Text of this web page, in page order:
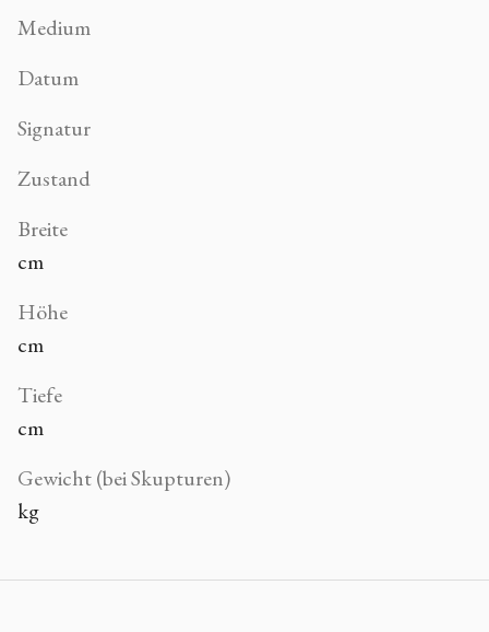
Medium
Datum
Signatur
Zustand
Breite
cm
Höhe
cm
Tiefe
cm
Gewicht (bei Skupturen)
kg